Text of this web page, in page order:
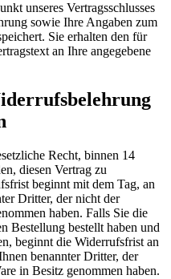
unseres Vertragsschlusses
sowie Ihre Angaben zum
Sie erhalten den für
an Ihre angegebene
Recht, binnen 14
diesen Vertrag zu
beginnt mit dem Tag, an
Dritter, der nicht der
haben. Falls Sie die
Bestellung bestellt haben und
beginnt die Widerrufsfrist an
benannter Dritter, der
in Besitz genommen haben.